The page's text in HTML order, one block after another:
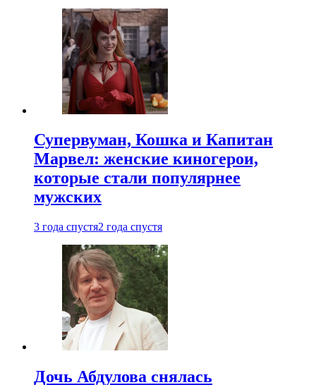
Супервуман, Кошка и Капитан
Марвел: женские киногерои,
которые стали популярнее
мужских
3 года спустя2 года спустя
Дочь Абдулова снялась